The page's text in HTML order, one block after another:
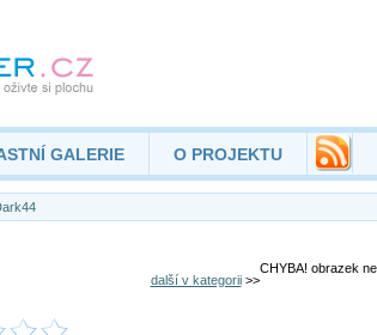
GALERIE O PROJEKTU
další v kategorii>>
CHYBA! obrazek